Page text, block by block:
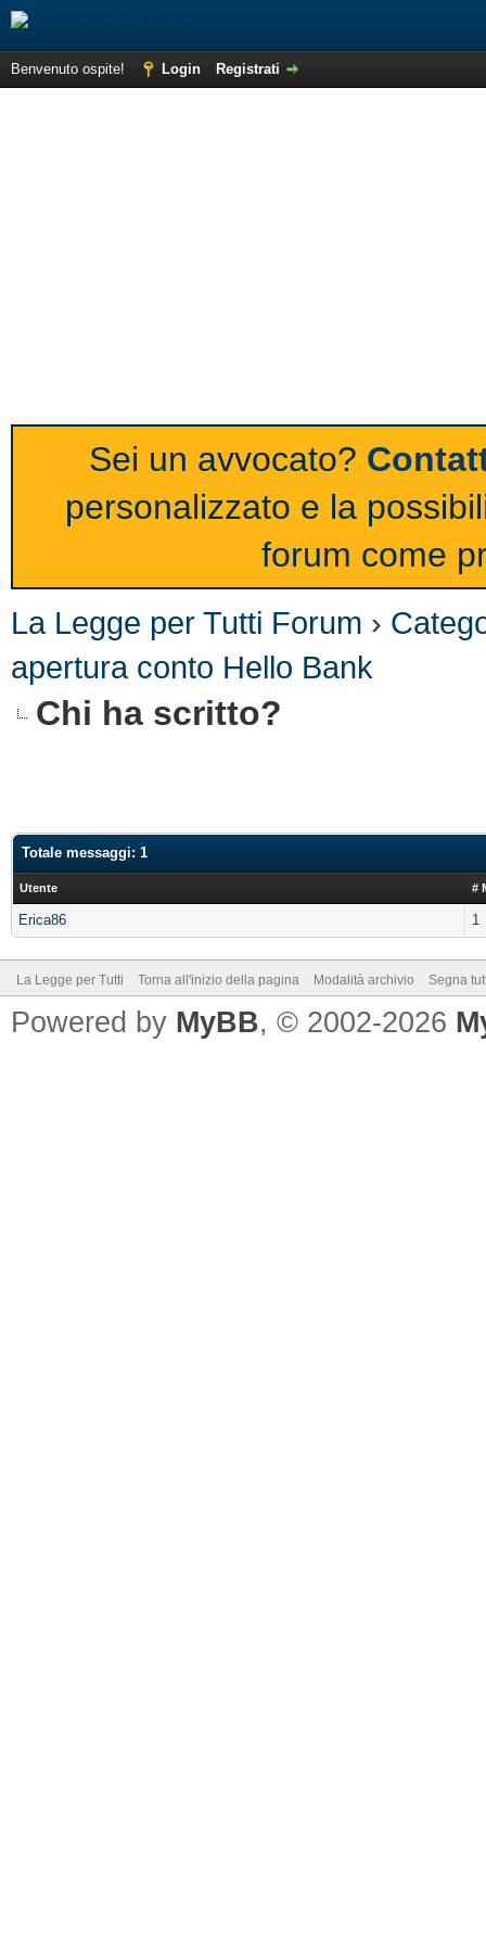
Benvenuto ospite! Login Registrati
Sei un avvocato?
personalizzato e la
forum come
La Legge per Tutti Forum ›
apertura conto Hello Bank
Chi ha scritto?
Totale messaggi: 1
Utente #
Erica86 1
La Legge per Tutti Torna all'inizio della pagina Modalità archivio Segna
Powered by MyBB, © 2002-2026